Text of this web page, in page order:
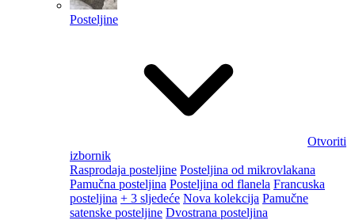
Posteljine
Otvoriti
izbornik
Rasprodaja posteljine Posteljina od mikrovlakana
Pamučna posteljina Posteljina od flanela Francuska
posteljina + 3 sljedeće Nova kolekcija Pamučne
satenske posteljine Dvostrana posteljina